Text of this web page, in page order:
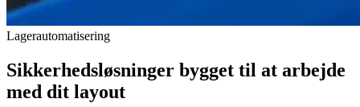
Lagerautomatisering
Sikkerhedsløsninger bygget til at arbejde
med dit layout